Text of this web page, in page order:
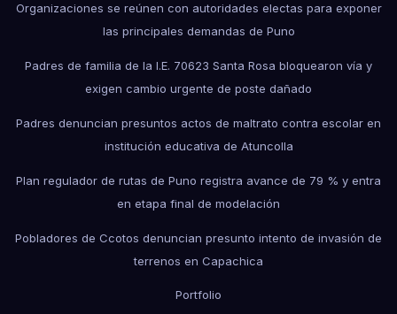
Organizaciones se reúnen con autoridades electas para exponer
las principales demandas de Puno
Padres de familia de la I.E. 70623 Santa Rosa bloquearon vía y
exigen cambio urgente de poste dañado
Padres denuncian presuntos actos de maltrato contra escolar en
institución educativa de Atuncolla
Plan regulador de rutas de Puno registra avance de 79 % y entra
en etapa final de modelación
Pobladores de Ccotos denuncian presunto intento de invasión de
terrenos en Capachica
Portfolio